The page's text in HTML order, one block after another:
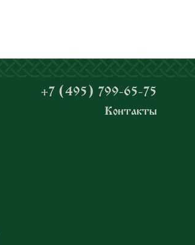
+7 (495) 799-65-75
Контакты